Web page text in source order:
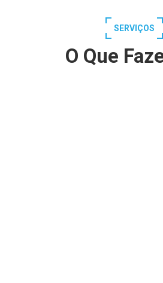
SERVIÇOS
O Que